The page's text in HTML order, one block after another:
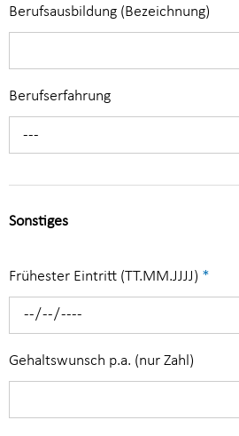
Berufsausbildung (Bezeichnung)
Berufserfahrung
---
Sonstiges
Frühester Eintritt (TT.MM.JJJJ) *
Gehaltswunsch p.a. (nur Zahl)